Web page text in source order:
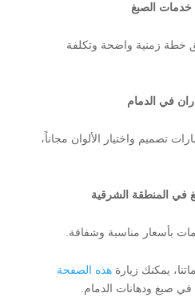
خدمات الصبغ
خطة زمنية واضحة وتكلفة
في الدمام
تصميم واختيار الألوان مجاناً،
في المنطقة الشرقية
بأسعار مناسبة وشفافة.
يمكنك زيارة هذه الصفحة
في صبغ ودهانات الدمام.